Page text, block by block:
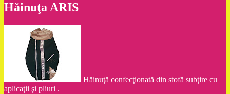
Hăinuţa ARIS
Hăinuţă confecţionată din stofă subţire cu
aplicaţii şi pliuri .